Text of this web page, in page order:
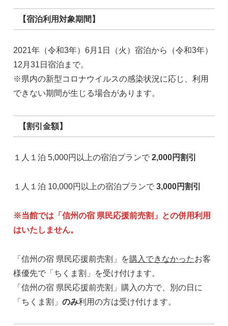
【宿泊利用対象期間】
2021年（令和3年）6月1日（火）宿泊から（令和3年）
12月31日宿泊まで。
※県内の新型コロナウイルスの感染状況に応じ、利用
できない期間が生じる場合があります。
【割引金額】
１人１泊 5,000円以上の宿泊プランで 2,000円割引
１人１泊 10,000円以上の宿泊プランで 3,000円割引
※当館では「信州の宿 県民応援前売割」との併用利用
はいたしません。
「信州の宿 県民応援前売割」を購入できなかったお客
様優先で「ちくま割」を受け付けます。
「信州の宿 県民応援前売割」購入の方で、別の日に
「ちくま割」 のみ利用の方は受け付けます。